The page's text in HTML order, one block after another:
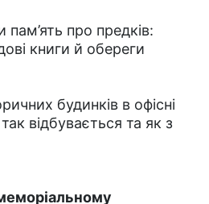
пам’ять про предків:
книги й обереги
будинків в офісні
відбувається та як з